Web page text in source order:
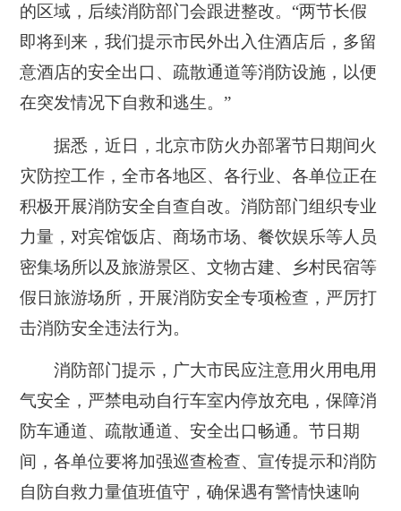
的区域，后续消防部门会跟进整改。“两节长假
即将到来，我们提示市民外出入住酒店后，多留
意酒店的安全出口、疏散通道等消防设施， 以便
在突发情况下自救和逃生。”
据悉，近日，北京市防火办部署节日期间火
灾防控工作，全市各地区、各行业、各单位正在
积极开展消防安全自查自改。消防部门组织专业
力量，对宾馆饭店、商场市场、餐饮娱乐等人员
密集场所以及旅游景区、文物古建、乡村民宿等
假日旅游场所，开展消防安全专项检查，严厉打
击消防安全违法行为。
消防部门提示，广大市民应注意用火用电用
气安全，严禁电动自行车室内停放充电，保障消
防车通道、疏散通道、安全出口畅通。节日期
间，各单位要将加强巡查检查、宣传提示和消防
自防自救力量值班值守，确保遇有警情快速响